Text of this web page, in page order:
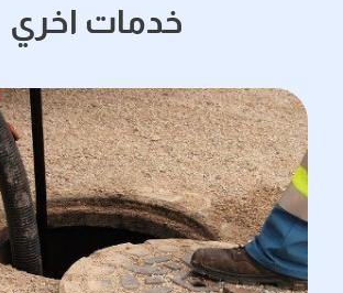
خدمات اخري